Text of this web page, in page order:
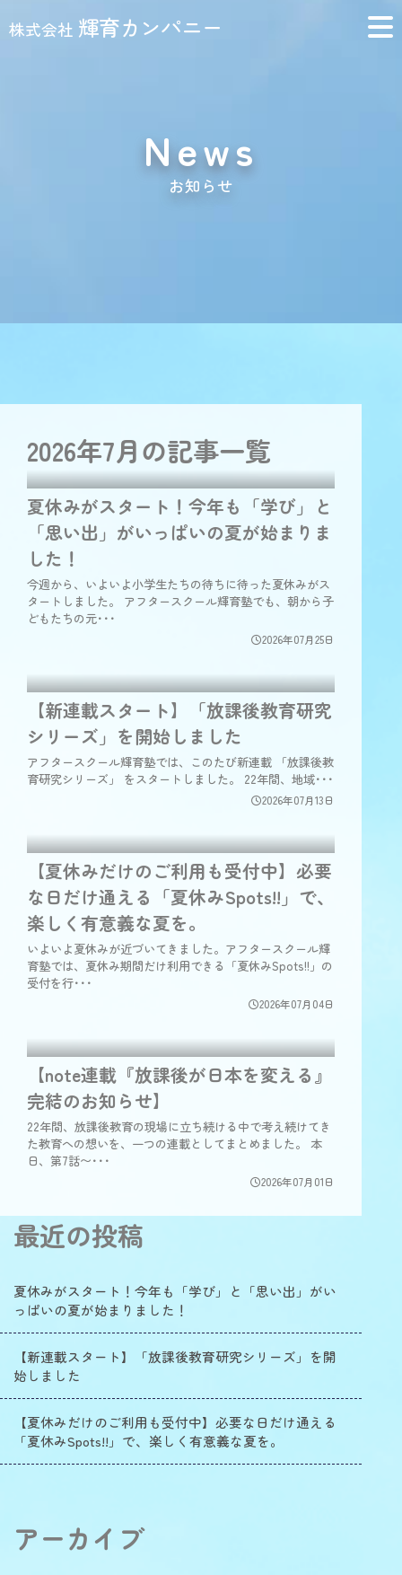
株式会社 輝育カンパニー
お知らせ
News
2026年7月の記事一覧
夏休みがスタート！今年も「学び」と
「思い出」がいっぱいの夏が始まりま
した！
2026年07月25日
今週から、いよいよ小学生たちの待ちに待った夏休みがス
タートしました。 アフタースクール輝育塾でも、朝から子
どもたちの元･･･
【新連載スタート】「放課後教育研究
シリーズ」を開始しました
2026年07月13日
アフタースクール輝育塾では、このたび新連載 「放課後教
育研究シリーズ」 をスタートしました。 22年間、地域･･･
【夏休みだけのご利用も受付中】必要
な日だけ通える「夏休みSpots!!」で、
楽しく有意義な夏を。
2026年07月04日
いよいよ夏休みが近づいてきました。アフタースクール輝
育塾では、夏休み期間だけ利用できる「夏休みSpots!!」の
受付を行･･･
【note連載『放課後が日本を変える』
完結のお知らせ】
2026年07月01日
22年間、放課後教育の現場に立ち続ける中で考え続けてき
た教育への想いを、一つの連載としてまとめました。 本
日、第7話〜･･･
最近の投稿
夏休みがスタート！今年も「学び」と「思い出」がい
っぱいの夏が始まりました！
【新連載スタート】「放課後教育研究シリーズ」を開
始しました
【夏休みだけのご利用も受付中】必要な日だけ通える
「夏休みSpots!!」で、楽しく有意義な夏を。
アーカイブ